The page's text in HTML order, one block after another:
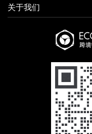
关于我们